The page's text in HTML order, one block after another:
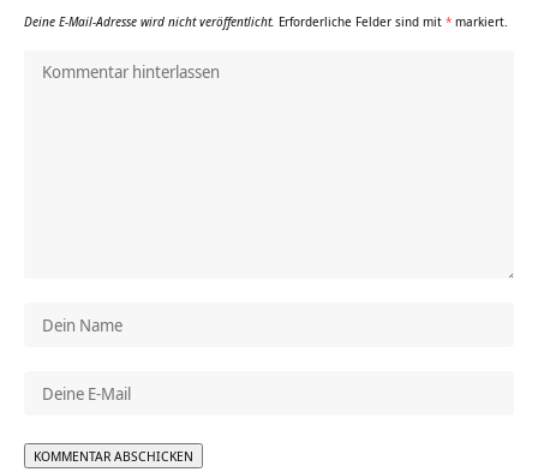
Deine E-Mail-Adresse wird nicht veröffentlicht. Erforderliche Felder sind mit * markiert.